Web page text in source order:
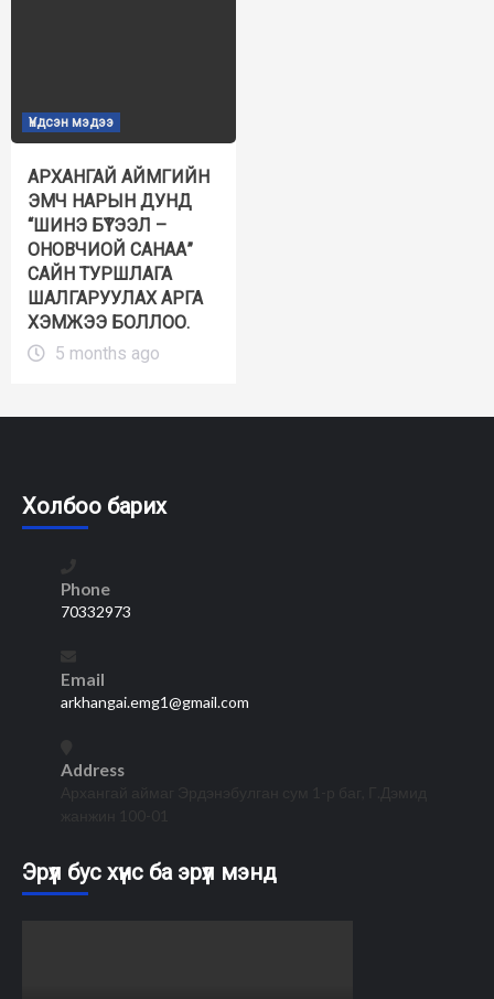
Үндсэн мэдээ
АРХАНГАЙ АЙМГИЙН
ЭМЧ НАРЫН ДУНД
“ШИНЭ БҮТЭЭЛ –
ОНОВЧИОЙ САНАА”
САЙН ТУРШЛАГА
ШАЛГАРУУЛАХ АРГА
ХЭМЖЭЭ БОЛЛОО.
5 months ago
Холбоо барих
Phone
70332973
Email
arkhangai.emg1@gmail.com
Address
Эрүүл бус хүнс ба эрүүл мэнд